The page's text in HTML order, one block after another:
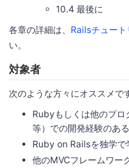
10.4 最後に
各章の詳細は、 Railsチュー
い。
対象者
次のような方々にオススメで
Rubyもしくは他のプ
等）での開発経験のあ
Ruby on Railsを独学で
他のMVCフレームワー